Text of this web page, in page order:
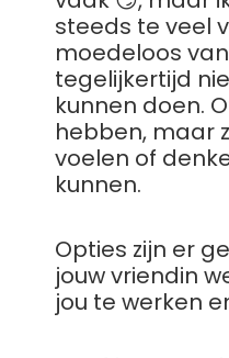
steeds te veel
moedeloos
tegelijkertijd
kunnen doen.
hebben, maar
voelen of
kunnen.
Opties zijn er
jouw vriendin
jou te werken